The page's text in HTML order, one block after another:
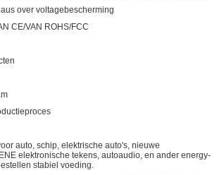
over voltagebescherming
CE/VAN ROHS/FCC
auto, schip, elektrische auto's, nieuwe
elektronische tekens, autoaudio, en ander energy-
stabiel voeding.